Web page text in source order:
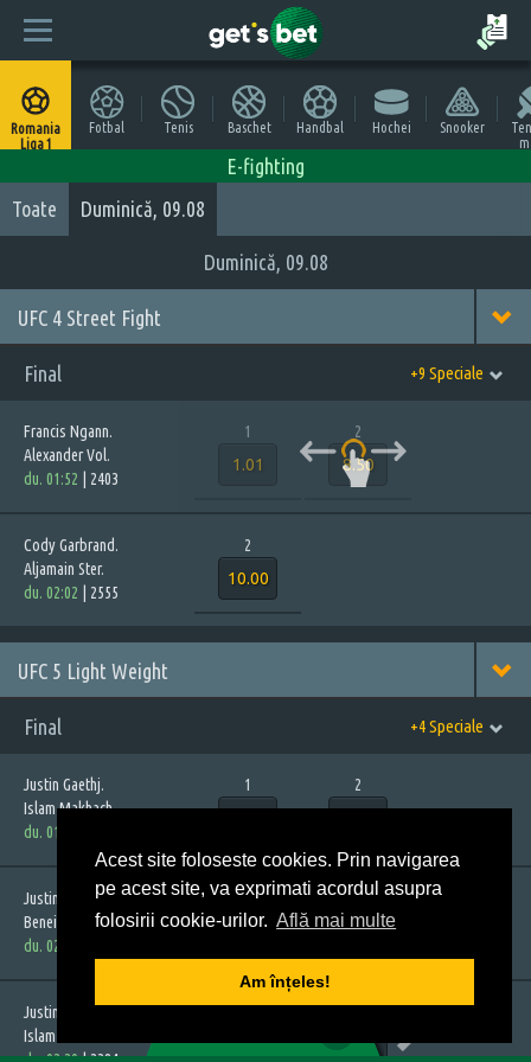
Acest site foloseste cookies. Prin navigarea
pe acest site, va exprimati acordul asupra
folosirii cookie-urilor. Află mai multe
Am înțeles!
Romania
Liga 1
Fotbal Tenis Baschet Handbal Hochei Snooker
E-fighting
Toate
Duminică, 09.08
Duminică, 09.08
UFC 4 Street Fight
Final +9 Speciale
Francis Ngann.
Alexander Vol.
du. 01:52
2403
1
1.01
2
8.50
Cody Garbrand.
Aljamain Ster.
du. 02:02
2555
2
10.00
UFC 5 Light Weight
Final +4 Speciale
Justin Gaethj.
Islam Makhach.
du. 01:50
1
2
Justin Gaethj.
Beneil Darius.
du. 02:05
1
2.16
2
1.63
Justin Gaethj.
Islam Makhach.
5.50
1.07